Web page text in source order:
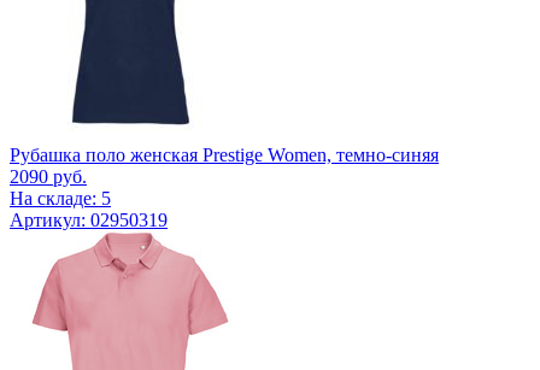
Рубашка поло женская Prestige Women, темно-синяя
2090 руб.
На складе: 5
Артикул: 02950319